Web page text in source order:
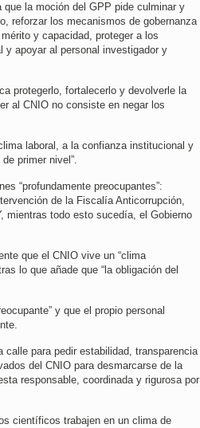
la moción del GPP pide culminar y
reforzar los mecanismos de gobernanza
y capacidad, proteger a los
y apoyar al personal investigador y
protegerlo, fortalecerlo y devolverle la
al CNIO no consiste en negar los
laboral, a la confianza institucional y
primer nivel”.
“profundamente preocupantes”:
de la Fiscalía Anticorrupción,
todo esto sucedía, el Gobierno
que el CNIO vive un “clima
lo que añade que “la obligación del
y que el propio personal
para pedir estabilidad, transparencia
del CNIO para desmarcarse de la
responsable, coordinada y rigurosa por
científicos trabajen en un clima de